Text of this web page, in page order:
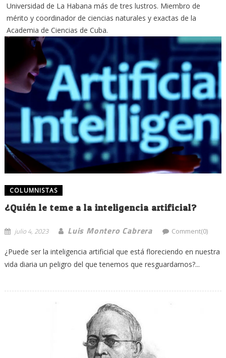
Universidad de La Habana más de tres lustros. Miembro de
mérito y coordinador de ciencias naturales y exactas de la
Academia de Ciencias de Cuba.
COLUMNISTAS
¿Quién le teme a la inteligencia artificial?
julio 4, 2023 Luis Montero Cabrera Comment(0)
¿Puede ser la inteligencia artificial que está floreciendo en nuestra
vida diaria un peligro del que tenemos que resguardarnos?...